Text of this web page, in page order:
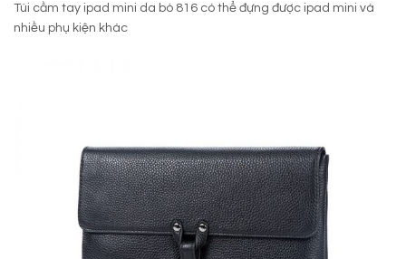
Túi cầm tay ipad mini da bò 816 có thể đựng được ipad mini và
nhiều phụ kiện khác